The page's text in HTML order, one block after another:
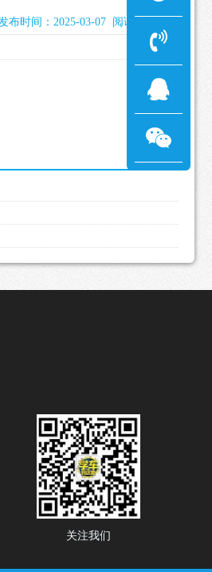
布时间：2025-03-07 阅读：1082次
关注我们